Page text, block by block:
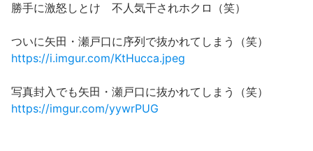
勝手に激怒しとけ 不人気干されホクロ（笑）
ついに矢田・瀬戸口に序列で抜かれてしまう（笑）
https://i.imgur.com/KtHucca.jpeg
写真封入でも矢田・瀬戸口に抜かれてしまう（笑）
https://imgur.com/yywrPUG